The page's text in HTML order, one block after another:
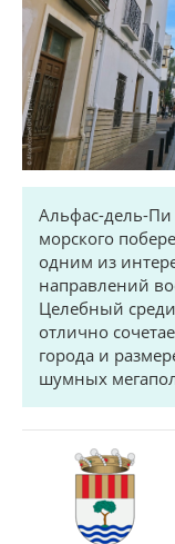
ПРЕДЛОЖЕНИЯ
СТАТЬИ
УСЛУГИ
Альфас-дель-Пи
морского
одним из
направлений
Целебный
отлично
города и
шумных